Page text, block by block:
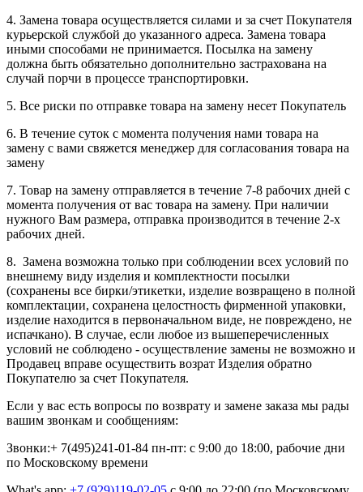
4. Замена товара осуществляется силами и за счет Покупателя
курьерской службой до указанного адреса. Замена товара
иными способами не принимается. Посылка на замену
должна быть обязательно дополнительно застрахована на
случай порчи в процессе транспортировки.
5. Все риски по отправке товара на замену несет Покупатель
6. В течение суток с момента получения нами товара на
замену с вами свяжется менеджер для согласования товара на
замену
7. Товар на замену отправляется в течение 7-8 рабочих дней с
момента получения от вас товара на замену. При наличии
нужного Вам размера, отправка производится в течение 2-х
рабочих дней.
8. Замена возможна только при соблюдении всех условий по
внешнему виду изделия и комплектности посылки
(сохранены все бирки/этикетки, изделие возвращено в полной
комплектации, сохранена целостность фирменной упаковки,
изделие находится в первоначальном виде, не повреждено, не
испачкано). В случае, если любое из вышеперечисленных
условий не соблюдено - осуществление замены не возможно и
Продавец вправе осуществить возрат Изделия обратно
Покупателю за счет Покупателя.
Если у вас есть вопросы по возврату и замене заказа мы рады
вашим звонкам и сообщениям:
Звонки:+ 7(495)241-01-84 пн-пт: с 9:00 до 18:00, рабочие дни
по Московскому времени